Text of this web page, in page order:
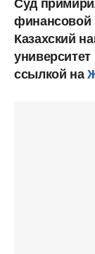
Суд
финансовой
Казахский
ссылкой на